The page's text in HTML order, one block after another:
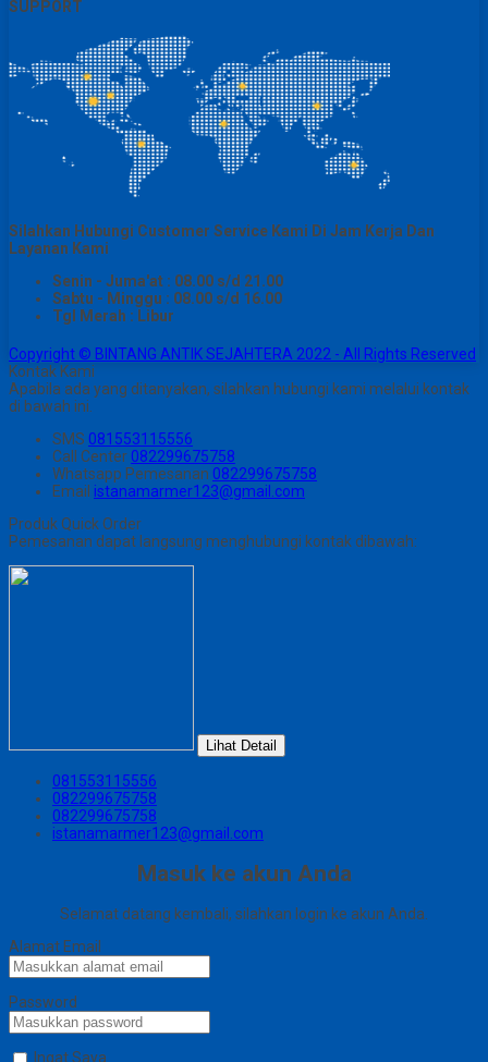
SUPPORT
Silahkan Hubungi Customer Service Kami Di Jam Kerja Dan
Layanan Kami
Senin - Juma'at : 08.00 s/d 21.00
Sabtu - Minggu : 08.00 s/d 16.00
Tgl Merah : Libur
Copyright © BINTANG ANTIK SEJAHTERA 2022 - All Rights Reserved
Kontak Kami
Apabila ada yang ditanyakan, silahkan hubungi kami melalui kontak
di bawah ini.
SMS 081553115556
Call Center 082299675758
Whatsapp Pemesanan 082299675758
Email istanamarmer123@gmail.com
Produk Quick Order
Pemesanan dapat langsung menghubungi kontak dibawah:
Lihat Detail
081553115556
082299675758
082299675758
istanamarmer123@gmail.com
Masuk ke akun Anda
Selamat datang kembali, silahkan login ke akun Anda.
Alamat Email
Password
Ingat Saya